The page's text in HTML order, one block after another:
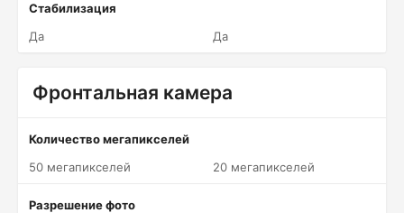
Стабилизация
Да
Да
Фронтальная камера
Количество мегапикселей
50 мегапикселей
20 мегапикселей
Разрешение фото